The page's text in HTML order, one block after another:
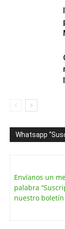
Whatsapp
Envíanos un
palabra
nuestro boletín